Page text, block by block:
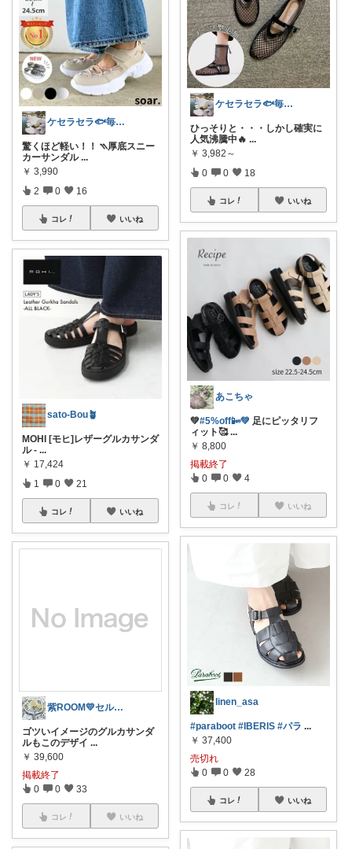
ケセラセラ🐟毎日を快適にするアイテム
驚くほど軽い！！ ⳹厚底スニー
カーサンダル ...
￥ 3,990
2 0 16
コレ いいね
sato-Bou🪴
MOHI [モヒ]レザーグルカサンダ
ル - ...
￥ 17,424
1 0 21
コレ いいね
紫ROOM💛セルフネイル
ゴツいイメージのグルカサンダ
ルもこのデザイ ...
￥ 39,600
掲載終了
0 0 33
コレ いいね
ケセラセラ🐟毎日を快適にするアイテム
ひっそりと・・・しかし確実に
人気沸騰中🔥 ...
￥ 3,982～
0 0 18
コレ いいね
あこちゃ
💚#5%off📴💚 足にピッタリフ
ィット🥰 ...
￥ 8,800
掲載終了
0 0 4
コレ いいね
linen_asa
#paraboot #IBERIS #パラ ...
￥ 37,400
売切れ
0 0 28
コレ いいね